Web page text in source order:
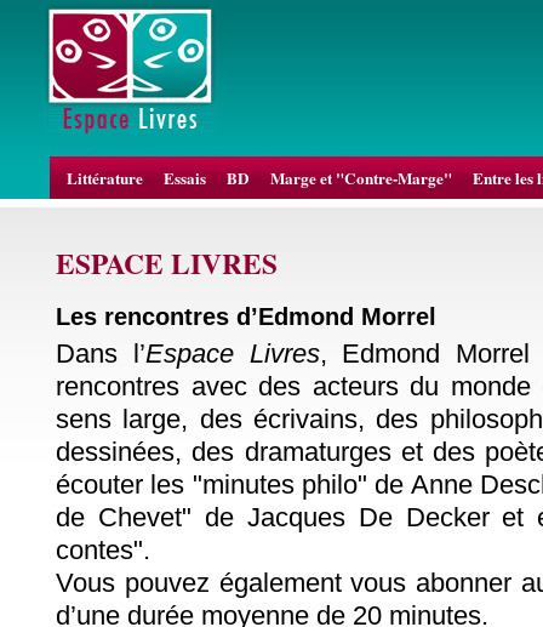
Littérature Essais BD Marge et "Contre-Marge" Entre les
ESPACE LIVRES
Les rencontres d’Edmond Morrel
Dans l’Espace Livres, Edmond
rencontres avec des acteurs du
sens large, des écrivains, des
dessinées, des dramaturges et des
écouter les "minutes philo" de Anne
de Chevet" de Jacques De Decker et
contes".
Vous pouvez également vous abonner
d’une durée moyenne de 20 minutes.